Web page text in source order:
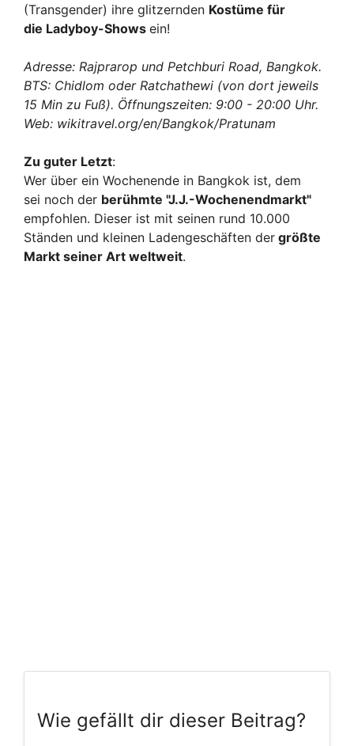
(Transgender) ihre glitzernden Kostüme für
die Ladyboy-Shows ein!
Adresse: Rajprarop und Petchburi Road, Bangkok.
BTS: Chidlom oder Ratchathewi (von dort jeweils
15 Min zu Fuß). Öffnungszeiten: 9:00 - 20:00 Uhr.
Web: wikitravel.org/en/Bangkok/Pratunam
Zu guter Letzt:
Wer über ein Wochenende in Bangkok ist, dem
sei noch der berühmte "J.J.-Wochenendmarkt"
empfohlen. Dieser ist mit seinen rund 10.000
Ständen und kleinen Ladengeschäften der größte
Markt seiner Art weltweit.
Wie gefällt dir dieser Beitrag?